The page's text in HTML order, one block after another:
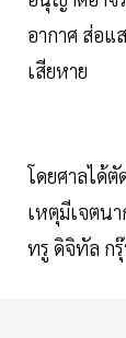
อากาศ ส่อแ
เสียหาย
โดยศาลได้
เหตุมีเจตน
ทรู ดิจิทัล ก